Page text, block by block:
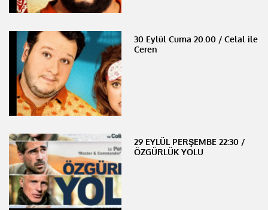
30 Eylül Cuma 20.00 / Celal ile
Ceren
29 EYLÜL PERŞEMBE 22:30 /
ÖZGÜRLÜK YOLU